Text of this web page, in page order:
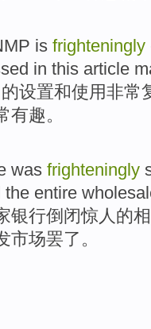
is frighteningly
in this article
的设置和使用非常
有趣。
was frighteningly
the entire
银行倒闭惊人 的
市场罢了。